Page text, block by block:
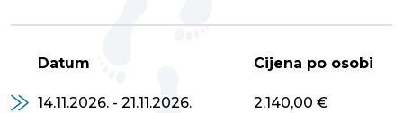
Datum Cijena po osobi
14.11.2026. - 21.11.2026. 2.140,00 €